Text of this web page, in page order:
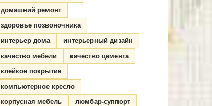
домашний ремонт
здоровье позвоночника
интерьер дома
интерьерный дизайн
качество мебели
качество цемента
клейкое покрытие
компьютерное кресло
корпусная мебель
люмбар-суппорт